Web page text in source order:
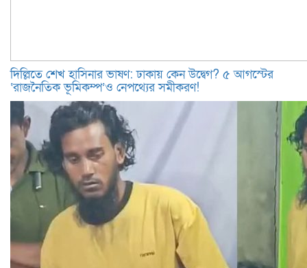
দিল্লিতে শেখ হাসিনার ভাষণ: ঢাকায় কেন উদ্বেগ? ৫ আগস্টের
‘রাজনৈতিক ভূমিকম্প’ও নেপথ্যের সমীকরণ!